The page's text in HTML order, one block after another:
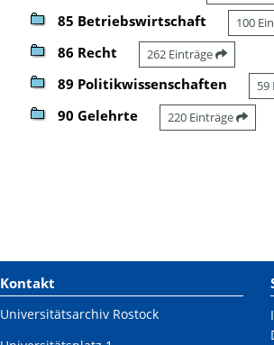
85 Betriebswirtschaft 100
86 Recht 262 Einträge
89 Politikwissenschaften 59
90 Gelehrte 220 Einträge
Kontakt
Universitätsarchiv Rostock